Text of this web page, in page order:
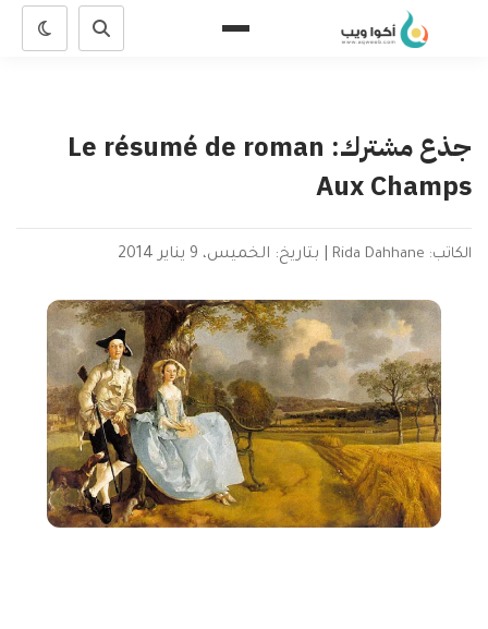
جذع مشترك: Le résumé de roman
Aux Champs
الكاتب: Rida Dahhane بتاريخ: الخميس، 9 يناير 2014